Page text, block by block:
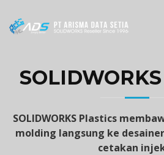
SOLIDWORKS Plastics
molding langsung ke
cetakan